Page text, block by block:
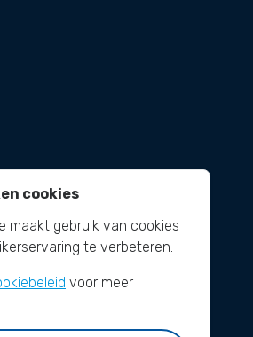
cookies
maakt gebruik van cookies
te verbeteren.
voor meer